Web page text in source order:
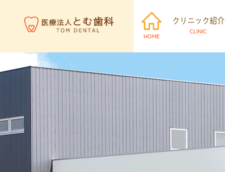
HOME
クリニック紹介
CLINIC